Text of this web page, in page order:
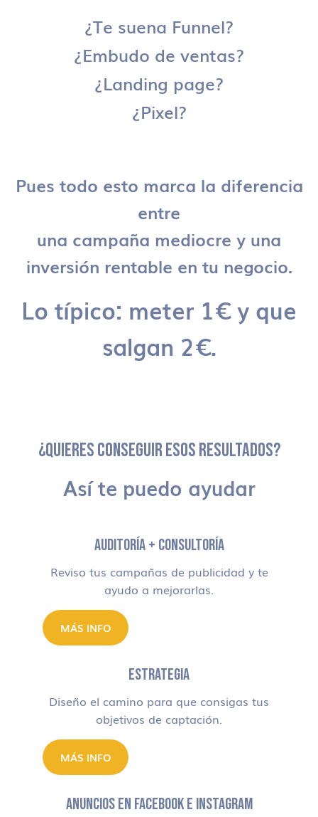
¿Te suena Funnel?
¿Embudo de ventas?
¿Landing page?
¿Pixel?
Pues todo esto marca la diferencia
entre
una campaña mediocre y una
inversión rentable en tu negocio.
Lo típico: meter 1€ y que
salgan 2€.
¿QUIERES CONSEGUIR ESOS RESULTADOS?
Así te puedo ayudar
AUDITORÍA + CONSULTORÍA
Reviso tus campañas de publicidad y te
ayudo a mejorarlas.
MÁS INFO
ESTRATEGIA
Diseño el camino para que consigas tus
objetivos de captación.
MÁS INFO
ANUNCIOS EN FACEBOOK E INSTAGRAM